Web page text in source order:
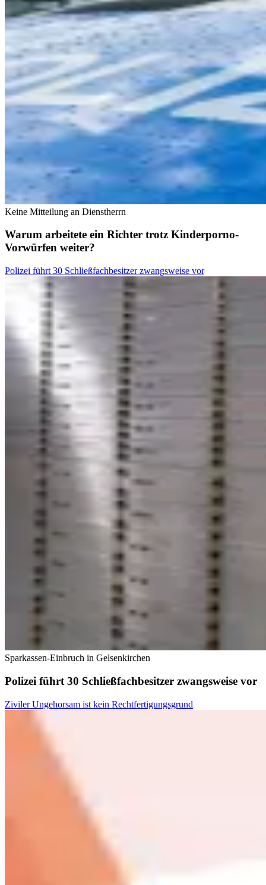
Keine Mitteilung an Dienstherrn
Warum arbeitete ein Richter trotz Kinderporno-
Vorwürfen weiter?
Polizei führt 30 Schließfachbesitzer zwangsweise vor
Sparkassen-Einbruch in Gelsenkirchen
Polizei führt 30 Schließfachbesitzer zwangsweise vor
Ziviler Ungehorsam ist kein Rechtfertigungsgrund